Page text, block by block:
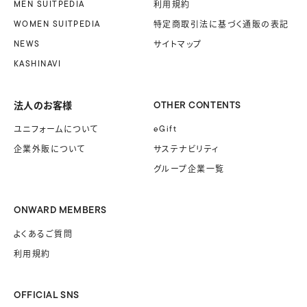
MEN SUITPEDIA
WOMEN SUITPEDIA
NEWS
KASHINAVI
利用規約
特定商取引法に基づく通販の表記
サイトマップ
法人のお客様
ユニフォームについて
企業外販について
OTHER CONTENTS
eGift
サステナビリティ
グループ企業一覧
ONWARD MEMBERS
よくあるご質問
利用規約
OFFICIAL SNS